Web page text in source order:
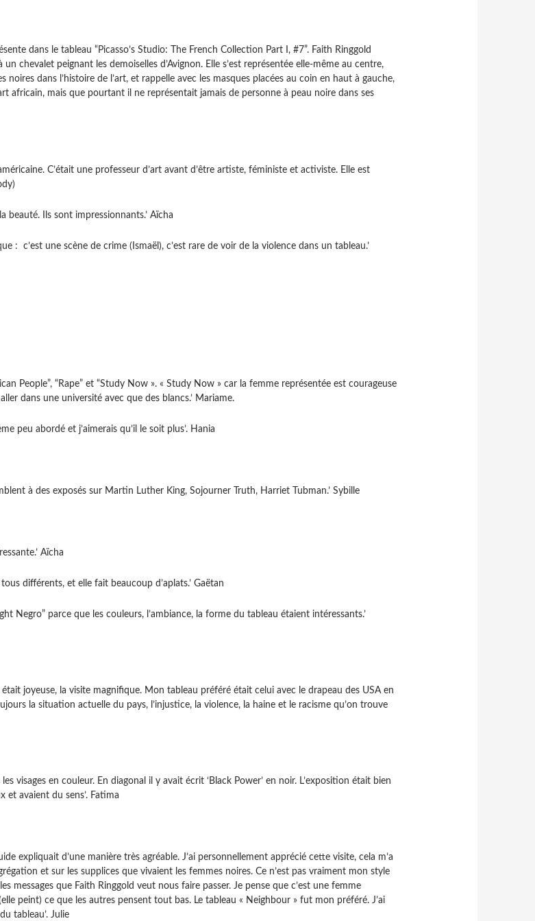
dans le tableau “Picasso’s Studio: The French Collection Part I, #7”. Faith Ringgold
chevalet peignant les demoiselles d’Avignon. Elle s’est représentée elle-même au centre,
noires dans l’histoire de l’art, et rappelle avec les masques placées au coin en haut à gauche,
africain, mais que pourtant il ne représentait jamais de personne à peau noire dans ses
C’était une professeur d’art avant d’être artiste, féministe et activiste. Elle est
beauté. Ils sont impressionnants.’ Aïcha
: c’est une scène de crime (Ismaël), c’est rare de voir de la violence dans un tableau.’
People”, “Rape” et “Study Now ». « Study Now » car la femme représentée est courageuse
dans une université avec que des blancs.’ Mariame.
peu abordé et j’aimerais qu’il le soit plus’. Hania
à des exposés sur Martin Luther King, Sojourner Truth, Harriet Tubman.’ Sybille
Aïcha
différents, et elle fait beaucoup d’aplats.’ Gaëtan
Negro” parce que les couleurs, l’ambiance, la forme du tableau étaient intéressants.’
était joyeuse, la visite magnifique. Mon tableau préféré était celui avec le drapeau des USA en
la situation actuelle du pays, l’injustice, la violence, la haine et le racisme qu’on trouve
visages en couleur. En diagonal il y avait écrit ‘Black Power’ en noir. L’exposition était bien
et avaient du sens’. Fatima
expliquait d’une manière très agréable. J’ai personnellement apprécié cette visite, cela m’a
et sur les supplices que vivaient les femmes noires. Ce n’est pas vraiment mon style
messages que Faith Ringgold veut nous faire passer. Je pense que c’est une femme
peint) ce que les autres pensent tout bas. Le tableau « Neighbour » fut mon préféré. J’ai
tableau’. Julie